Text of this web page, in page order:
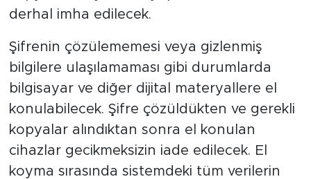
derhal imha edilecek.
Şifrenin çözülememesi veya gizlenmiş
bilgilere ulaşılamaması gibi durumlarda
bilgisayar ve diğer dijital materyallere el
konulabilecek. Şifre çözüldükten ve gerekli
kopyalar alındıktan sonra el konulan
cihazlar gecikmeksizin iade edilecek. El
koyma sırasında sistemdeki tüm verilerin